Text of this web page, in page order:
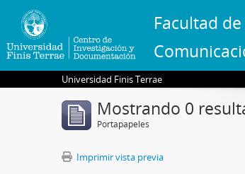
Facultad
Universidad Finis Terrae
Mostrando 0
Portapapeles
Imprimir vista previa